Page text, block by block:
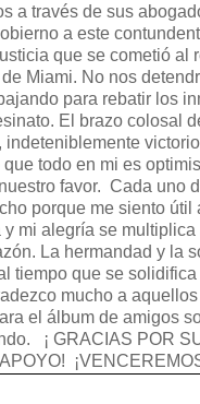
a través de sus
a este
que se cometió al
Miami. No nos
para rebatir los
El brazo colosal
indeteniblemente
todo en mi es
favor. Cada uno
porque me siento útil
y mi alegría se multiplica
La hermandad y la
tiempo que se
mucho a
el álbum de amigos
¡ GRACIAS POR